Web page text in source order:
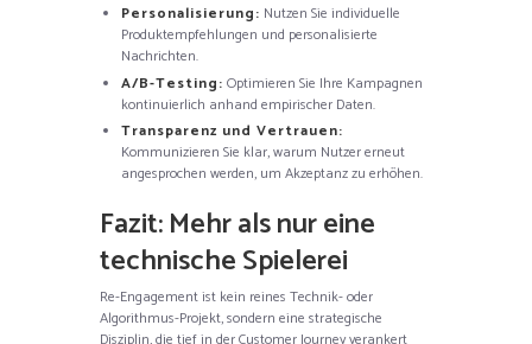
Personalisierung: Nutzen Sie individuelle
Produktempfehlungen und personalisierte
Nachrichten.
A/B-Testing: Optimieren Sie Ihre Kampagnen
kontinuierlich anhand empirischer Daten.
Transparenz und Vertrauen:
Kommunizieren Sie klar, warum Nutzer erneut
angesprochen werden, um Akzeptanz zu erhöhen.
Fazit: Mehr als nur eine
technische Spielerei
Re-Engagement ist kein reines Technik- oder
Algorithmus-Projekt, sondern eine strategische